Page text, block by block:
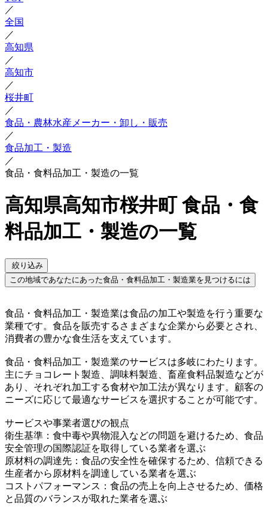
／
全国
／
高知県
／
高知市
／
桜井町
／
食品・農林水産メーカー・卸し・販売
／
食品加工・製造
／
食品・食料品加工・製造の一覧
高知県高知市桜井町 食品・食
料品加工・製造の一覧
絞り込み
この地域であなたにあった食品・食料品加工・製造業を見つけるには
食品・食料品加工・製造業は食品の加工や製造を行う重要な
業種です。食品を販売するさまざまな企業から必要とされ、
消費者の豊かな食生活を支えています。
食品・食料品加工・製造業のサービスは多岐にわたります。
主にチョコレート製造、調味料製造、畜産食料品製造などが
あり、それぞれ加工する食材や加工法が異なります。顧客の
ニーズに応じて最適なサービスを選択することが可能です。
サービスや事業者選びの観点
衛生基準：食中毒や異物混入などの問題を避けるため、食品
安全管理の国際認証を取得している業者を選ぶ
原材料の調達先：食品の安全性を確保するため、信頼できる
生産者から原材料を調達している業者を選ぶ
コストパフォーマンス：食品の売上を向上させるため、価格
と品質のバランスが取れた業者を選ぶ